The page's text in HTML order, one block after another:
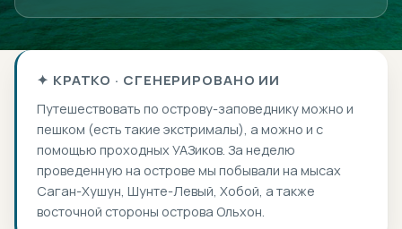
✦ КРАТКО · СГЕНЕРИРОВАНО ИИ
Путешествовать по острову-заповеднику можно и
пешком (есть такие экстрималы), а можно и с
помощью проходных УАЗиков. За неделю
проведенную на острове мы побывали на мысах
Саган-Хушун, Шунте-Левый, Хобой, а также
восточной стороны острова Ольхон.